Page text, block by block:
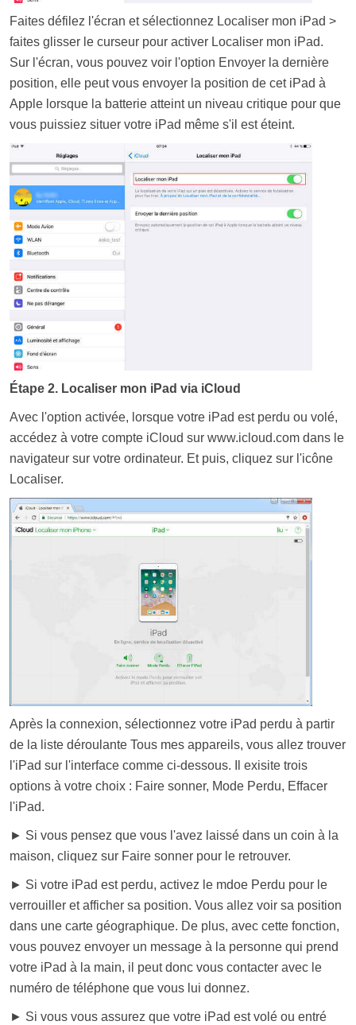
Faites défilez l'écran et sélectionnez Localiser mon iPad >
faites glisser le curseur pour activer Localiser mon iPad.
Sur l'écran, vous pouvez voir l'option Envoyer la dernière
position, elle peut vous envoyer la position de cet iPad à
Apple lorsque la batterie atteint un niveau critique pour que
vous puissiez situer votre iPad même s'il est éteint.
Étape 2. Localiser mon iPad via iCloud
Avec l'option activée, lorsque votre iPad est perdu ou volé,
accédez à votre compte iCloud sur www.icloud.com dans le
navigateur sur votre ordinateur. Et puis, cliquez sur l'icône
Localiser.
Après la connexion, sélectionnez votre iPad perdu à partir
de la liste déroulante Tous mes appareils, vous allez trouver
l'iPad sur l'interface comme ci-dessous. Il exisite trois
options à votre choix : Faire sonner, Mode Perdu, Effacer
l'iPad.
► Si vous pensez que vous l'avez laissé dans un coin à la
maison, cliquez sur Faire sonner pour le retrouver.
► Si votre iPad est perdu, activez le mdoe Perdu pour le
verrouiller et afficher sa position. Vous allez voir sa position
dans une carte géographique. De plus, avec cette fonction,
vous pouvez envoyer un message à la personne qui prend
votre iPad à la main, il peut donc vous contacter avec le
numéro de téléphone que vous lui donnez.
► Si vous vous assurez que votre iPad est volé ou entré